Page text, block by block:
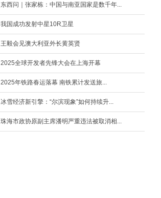
东西问｜张家栋：中国与南亚国家是数千年...
我国成功发射中星10R卫星
王毅会见澳大利亚外长黄英贤
2025全球开发者先锋大会在上海开幕
2025年铁路春运落幕 南铁累计发送旅...
冰雪经济新引擎：“尔滨现象”如何持续升...
珠海市政协原副主席潘明严重违法被取消相...